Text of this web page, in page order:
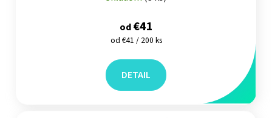
od€41
Jednotková cena:
od €41 / 200 ks
DETAIL